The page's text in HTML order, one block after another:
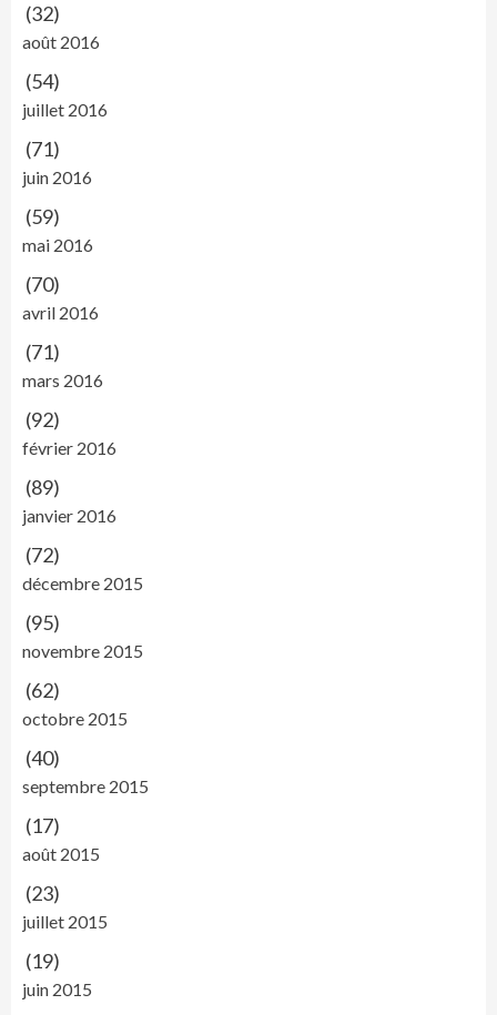
(32)
août 2016
(54)
juillet 2016
(71)
juin 2016
(59)
mai 2016
(70)
avril 2016
(71)
mars 2016
(92)
février 2016
(89)
janvier 2016
(72)
décembre 2015
(95)
novembre 2015
(62)
octobre 2015
(40)
septembre 2015
(17)
août 2015
(23)
juillet 2015
(19)
juin 2015